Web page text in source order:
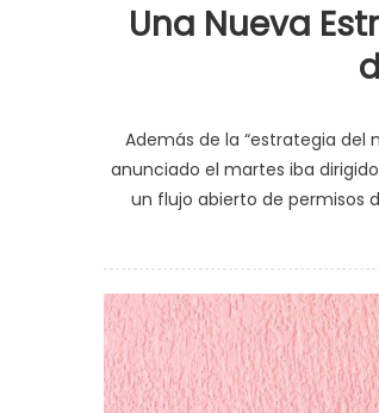
Una Nueva
Además de la “estrategia del
anunciado el martes iba
un flujo abierto de permisos